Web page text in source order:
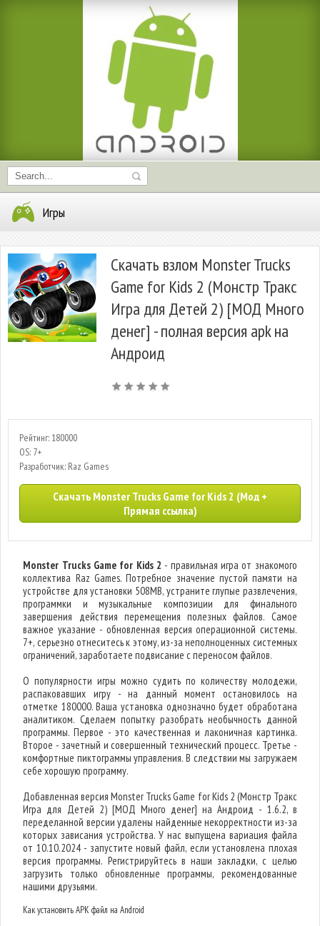
Игры
Скачать взлом Monster Trucks
Game for Kids 2 (Монстр Тракс
Игра для Детей 2) [МОД Много
денег] - полная версия apk на
Андроид
Рейтинг: 180000
OS: 7+
Разработчик: Raz Games
Скачать Monster Trucks Game for Kids 2 (Мод +
Прямая ссылка)
Monster Trucks Game for Kids 2 - правильная игра от знакомого
коллектива Raz Games. Потребное значение пустой памяти на
устройстве для установки 508MB, устраните глупые развлечения,
программки и музыкальные композиции для финального
завершения действия перемещения полезных файлов. Самое
важное указание - обновленная версия операционной системы.
7+, серьезно отнеситесь к этому, из-за неполноценных системных
ограничений, заработаете подвисание с переносом файлов.
О популярности игры можно судить по количеству молодежи,
распаковавших игру - на данный момент остановилось на
отметке 180000. Ваша установка однозначно будет обработана
аналитиком. Сделаем попытку разобрать необычность данной
программы. Первое - это качественная и лаконичная картинка.
Второе - зачетный и совершенный технический процесс. Третье -
комфортные пиктограммы управления. В следствии мы загружаем
себе хорошую программу.
Добавленная версия Monster Trucks Game for Kids 2 (Монстр Тракс
Игра для Детей 2) [МОД Много денег] на Андроид - 1.6.2, в
переделанной версии удалены найденные некорректности из-за
которых зависания устройства. У нас выпущена вариация файла
от 10.10.2024 - запустите новый файл, если установлена плохая
версия программы. Регистрируйтесь в наши закладки, с целью
загрузить только обновленные программы, рекомендованные
нашими друзьями.
Как установить APK файл на Android